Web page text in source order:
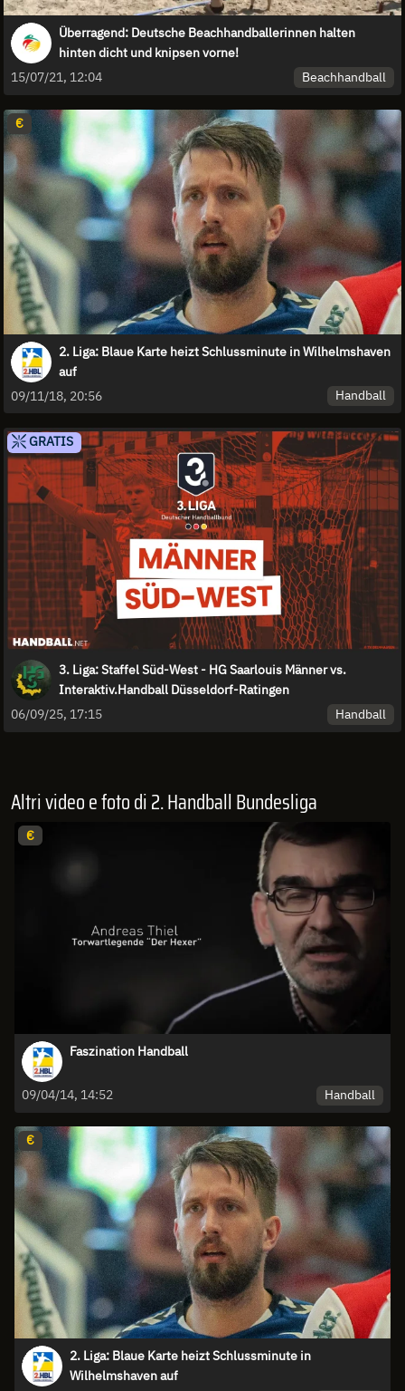
Überragend: Deutsche Beachhandballerinnen halten
hinten dicht und knipsen vorne!
15/07/21, 12:04
Beachhandball
€
2. Liga: Blaue Karte heizt Schlussminute in Wilhelmshaven
auf
09/11/18, 20:56
Handball
GRATIS
3. Liga: Staffel Süd-West - HG Saarlouis Männer vs.
Interaktiv.Handball Düsseldorf-Ratingen
06/09/25, 17:15
Handball
Altri video e foto di 2. Handball Bundesliga
€
Faszination Handball
09/04/14, 14:52 Handball
€
2. Liga: Blaue Karte heizt Schlussminute in
Wilhelmshaven auf